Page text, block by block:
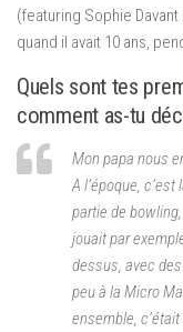
(featuring Sophie
quand il avait 10 ans,
Quels sont tes
comment as-tu
Mon papa nous
A l’époque,
partie de
jouait par
dessus, avec
peu à la Micro
ensemble, c’était